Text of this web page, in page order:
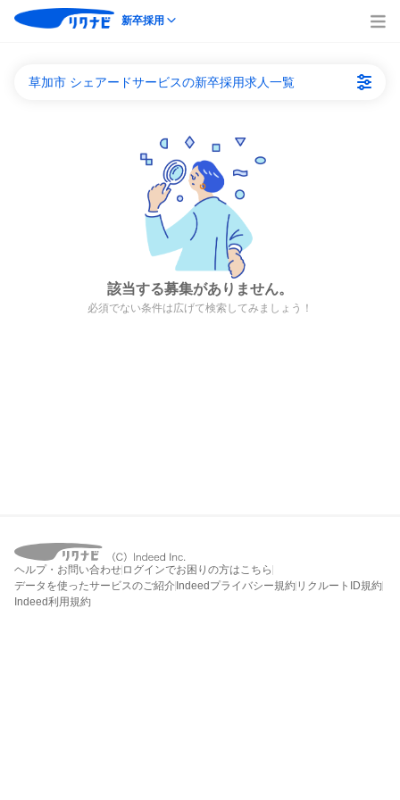
新卒採用
草加市 シェアードサービスの新卒採用求人一覧
該当する募集がありません。
必須でない条件は広げて検索してみましょう！
ヘルプ・お問い合わせ ログインでお困りの方はこちら
データを使ったサービスのご紹介 Indeedプライバシー規約 リクルートID規約
Indeed利用規約